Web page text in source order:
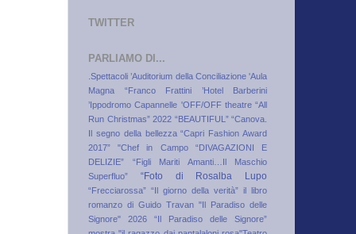
TWITTER
PARLIAMO DI...
.Spettacoli ’Auditorium della Conciliazione 'Aula
Magna “Franco Frattini
’Hotel Barberini
’Ippodromo Capannelle 'OFF/OFF theatre “All
Run Christmas” 2022 “BEAUTIFUL” “Canova.
Il segno della bellezza “Capri Fashion Award
2017”
"Chef in Campo
“DIVAGAZIONI E
DELIZIE”
“Figli Mariti Amanti…Il Maschio
Superfluo”
“Foto di Rosalba Lupo
“Frecciarossa” “Il giorno della verità” il libro
romanzo di Guido Travan "Il Paradiso delle
Signore" 2026
“Il Paradiso delle Signore”